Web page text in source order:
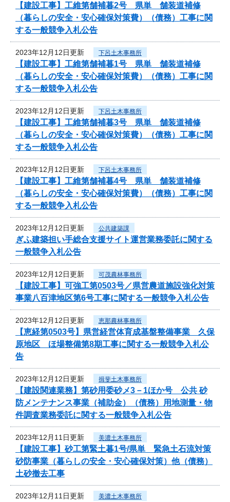
【建設工事】工維第舗補暮2号 県単 舗装道補修
（暮らしの安全・安心確保対策費）（債務）工事に関
する一般競争入札公告
2023年12月12日更新 下呂土木事務所
【建設工事】工維第舗補暮1号 県単 舗装道補修
（暮らしの安全・安心確保対策費）（債務）工事に関
する一般競争入札公告
2023年12月12日更新 下呂土木事務所
【建設工事】工維第舗補暮3号 県単 舗装道補修
（暮らしの安全・安心確保対策費）（債務）工事に関
する一般競争入札公告
2023年12月12日更新 下呂土木事務所
【建設工事】工維第舗補暮4号 県単 舗装道補修
（暮らしの安全・安心確保対策費）（債務）工事に関
する一般競争入札公告
2023年12月12日更新 公共建築課
ぎふ建築担い手総合支援サイト運営業務委託に関する
一般競争入札公告
2023年12月12日更新 可茂農林事務所
【建設工事】可強工第0503号／県営農道施設強化対策
事業八百津地区第6号工事に関する一般競争入札公告
2023年12月12日更新 恵那農林事務所
【恵経第0503号】県営経営体育成基盤整備事業 久保
原地区 ほ場整備第8期工事に関する一般競争入札公
告
2023年12月12日更新 揖斐土木事務所
【建設関連業務】第砂用委砂メ3－1ほか号 公共 砂
防メンテナンス事業（補助金）（債務）用地測量・物
件調査業務委託に関する一般競争入札公告
2023年12月11日更新 美濃土木事務所
【建設工事】砂工第緊土暮1号/県単 緊急土石流対策
砂防事業（暮らしの安全・安心確保対策）他（債務）
土砂撤去工事
2023年12月11日更新 美濃土木事務所